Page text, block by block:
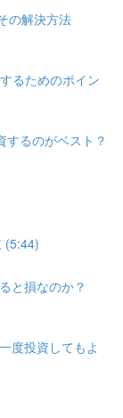
の解決方法
るためのポイン
るのがベスト？
(5:44)
と損なのか？
度投資してもよ